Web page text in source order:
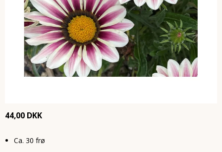
44,00 DKK
Ca. 30 frø